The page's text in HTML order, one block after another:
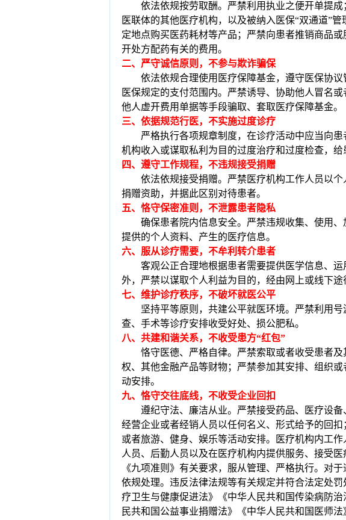
依法依规按劳取酬。严禁利用执业之便开单提
医联体的其他医疗机构，以及被纳入医保“双通道”管
定地点购买医药耗材等产品；严禁向患者推销商品
开处方配药有关的费用。
二、严守诚信原则，不参与欺诈骗保
依法依规合理使用医疗保障基金，遵守医保协
医保规定的支付范围内。严禁诱导、协助他人冒名
他人虚开费用单据等手段骗取、套取医疗保障基金。
三、依据规范行医，不实施过度诊疗
严格执行各项规章制度，在诊疗活动中应当向
机构收入或谋取私利为目的过度治疗和过度检查，给
四、遵守工作规程，不违规接受捐赠
依法依规接受捐赠。严禁医疗机构工作人员以
捐赠资助，并据此区别对待患者。
五、恪守保密准则，不泄露患者隐私
确保患者院内信息安全。严禁违规收集、使用
提供的个人资料、产生的医疗信息。
六、服从诊疗需要，不牟利转介患者
客观公正合理地根据患者需要提供医学信息、
外，严禁以谋取个人利益为目的，经由网上或线下途
七、维护诊疗秩序，不破坏就医公平
坚持平等原则，共建公平就医环境。严禁利用
查、手术等诊疗安排收受好处、损公肥私。
八、共建和谐关系，不收受患方“红包”
恪守医德、严格自律。严禁索取或者收受患者
权、其他金融产品等财物；严禁参加其安排、组织
动安排。
九、恪守交往底线，不收受企业回扣
遵纪守法、廉洁从业。严禁接受药品、医疗设
经营企业或者经销人员以任何名义、形式给予的回
或者旅游、健身、娱乐等活动安排。医疗机构内工
人员、后勤人员以及在医疗机构内提供服务、接受
《九项准则》有关要求，服从管理、严格执行。对
依规处理。违反法律法规等有关规定并符合法定处
疗卫生与健康促进法》《中华人民共和国传染病防
民共和国公益事业捐赠法》《中华人民共和国医师